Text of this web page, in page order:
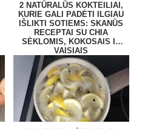
2 NATŪRALŪS KOKTEILIAI,
KURIE GALI PADĖTI ILGIAU
IŠLIKTI SOTIEMS: SKANŪS
RECEPTAI SU CHIA
SĖKLOMIS, KOKOSAIS IR
VAISIAIS